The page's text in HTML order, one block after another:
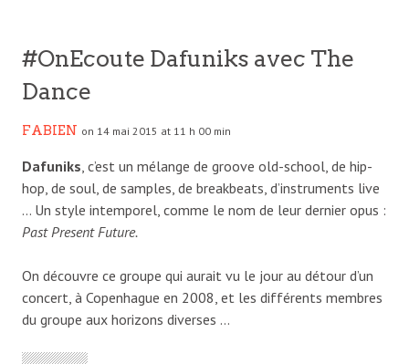
#OnEcoute Dafuniks avec The
Dance
FABIEN on 14 mai 2015 at 11 h 00 min
Dafuniks, c’est un mélange de groove old-school, de hip-
hop, de soul, de samples, de breakbeats, d’instruments live
… Un style intemporel, comme le nom de leur dernier opus :
Past Present Future.
On découvre ce groupe qui aurait vu le jour au détour d’un
concert, à Copenhague en 2008, et les différents membres
du groupe aux horizons diverses …